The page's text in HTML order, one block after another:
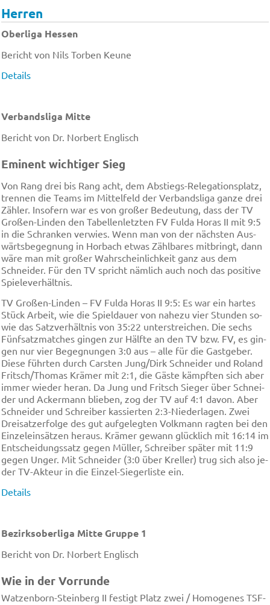
Herren
Oberliga Hessen
Bericht von Nils Torben Keune
Details
Verbandsliga Mitte
Bericht von Dr. Norbert Englisch
Emi­nent wich­ti­ger Sieg
Von Rang drei bis Rang acht, dem Ab­stiegs-Re­le­ga­ti­ons­platz,
tren­nen die Te­ams im Mit­tel­feld der Ver­bands­li­ga gan­ze drei
Zäh­ler. In­so­fern war es von gro­ßer Be­deu­tung, dass der TV
Gro­ßen-Lin­den den Ta­bel­len­letz­ten FV Ful­da Ho­ras II mit 9:5
in die Schran­ken ver­wies. Wenn man von der näch­sten Aus­
wärts­be­geg­nung in Hor­bach et­was Zähl­ba­res mit­bringt, dann
wä­re man mit gro­ßer Wahr­schein­lich­keit ganz aus dem
Schnei­der. Für den TV spricht näm­lich auch noch das po­si­ti­ve
Spie­le­ver­hält­nis.
TV Gro­ßen-Lin­den – FV Ful­da Ho­ras II 9:5: Es war ein har­tes
Stück Ar­beit, wie die Spiel­dau­er von na­he­zu vier Stun­den so­
wie das Satz­ver­hält­nis von 35:22 un­ter­strei­chen. Die sechs
Fünf­satz­mat­ches gin­gen zur Hälf­te an den TV bzw. FV, es gin­
gen nur vier Be­geg­nun­gen 3:0 aus – al­le für die Gast­ge­ber.
Die­se führ­ten durch Cars­ten Jung/Dirk Schnei­der und Ro­land
Fritsch/Tho­mas Krä­mer mit 2:1, die Gäs­te käm­pften sich aber
im­mer wie­der he­ran. Da Jung und Fritsch Sie­ger über Schnei­
der und Acker­mann blie­ben, zog der TV auf 4:1 da­von. Aber
Schnei­der und Schrei­ber kas­sier­ten 2:3-Nie­der­la­gen. Zwei
Drei­satz­er­fol­ge des gut auf­ge­leg­ten Volk­mann rag­ten bei den
Ein­ze­lein­sät­zen her­aus. Krä­mer ge­wann glü­cklich mit 16:14 im
Ent­schei­dungs­satz ge­gen Mül­ler, Schrei­ber spä­ter mit 11:9
ge­gen Un­ger. Mit Schnei­der (3:0 über Krel­ler) trug sich al­so je­
der TV-Ak­teur in die Ein­zel-Sie­ger­lis­te ein.
Details
Bezirksoberliga Mitte Gruppe 1
Bericht von Dr. Norbert Englisch
Wie in der Vor­run­de
Wat­zen­born-Stein­berg II fes­tigt Platz zwei / Ho­mo­ge­nes TSF-